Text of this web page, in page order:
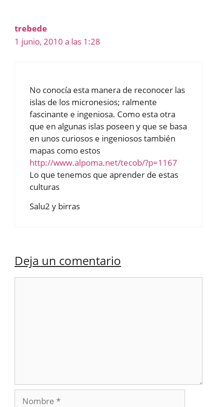
trebede
1 junio, 2010 a las 1:28
No conocía esta manera de reconocer las
islas de los micronesios; ralmente
fascinante e ingeniosa. Como esta otra
que en algunas islas poseen y que se basa
en unos curiosos e ingeniosos también
mapas como estos
http://www.alpoma.net/tecob/?p=1167
Lo que tenemos que aprender de estas
culturas
Salu2 y birras
Deja un comentario
Nombre